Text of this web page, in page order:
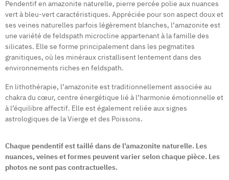
Pendentif en amazonite naturelle, pierre percée polie aux nuances
vert à bleu-vert caractéristiques. Appréciée pour son aspect doux et
ses veines naturelles parfois légèrement blanches, l’amazonite est
une variété de feldspath microcline appartenant à la famille des
silicates. Elle se forme principalement dans les pegmatites
granitiques, où les minéraux cristallisent lentement dans des
environnements riches en feldspath.
En lithothérapie, l’amazonite est traditionnellement associée au
chakra du cœur, centre énergétique lié à l’harmonie émotionnelle et
à l’équilibre affectif. Elle est également reliée aux signes
astrologiques de la Vierge et des Poissons.
Chaque pendentif est taillé dans de l’amazonite naturelle. Les
nuances, veines et formes peuvent varier selon chaque pièce. Les
photos ne sont pas contractuelles.